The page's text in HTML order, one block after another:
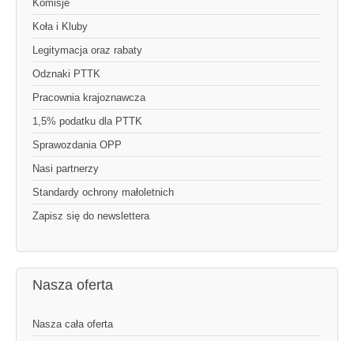
Komisje
Koła i Kluby
Legitymacja oraz rabaty
Odznaki PTTK
Pracownia krajoznawcza
1,5% podatku dla PTTK
Sprawozdania OPP
Nasi partnerzy
Standardy ochrony małoletnich
Zapisz się do newslettera
Nasza oferta
Nasza cała oferta